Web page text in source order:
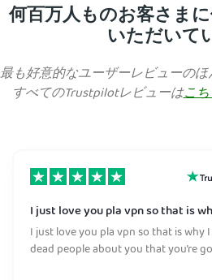
何百万人ものお客さま
いただいて
最も好意的なユーザーレビューのほ
すべてのTrustpilotレビューはこ
I just love you pla vpn so that is
I just love you pla vpn so that is why
dead people about you that you’re